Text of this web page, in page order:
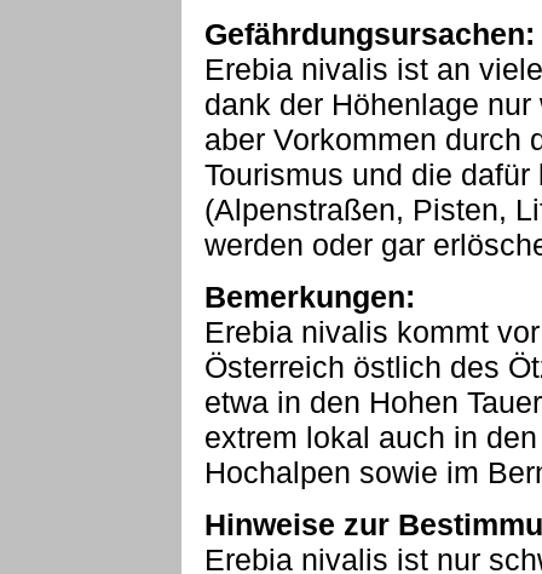
Gefährdungsursachen:
Erebia nivalis ist an
dank der Höhenlage
aber Vorkommen durch
Tourismus und die
(Alpenstraßen, Pisten,
werden oder gar
Bemerkungen:
Erebia nivalis kommt
Österreich östlich des
etwa in den Hohen
extrem lokal auch in
Hochalpen sowie im
Hinweise zur
Erebia nivalis ist nur